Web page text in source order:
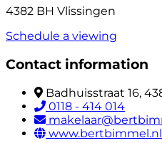
4382 BH Vlissingen
Schedule a viewing
Contact information
Badhuisstraat 16,
0118 - 414 014
www.bertbimmel.nl